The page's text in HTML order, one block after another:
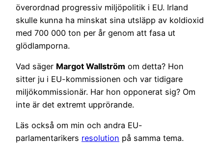
överordnad progressiv miljöpolitik i EU. Irland
skulle kunna ha minskat sina utsläpp av koldioxid
med 700 000 ton per år genom att fasa ut
glödlamporna.
Vad säger Margot Wallström om detta? Hon
sitter ju i EU-kommissionen och var tidigare
miljökommissionär. Har hon opponerat sig? Om
inte är det extremt upprörande.
Läs också om min och andra EU-
parlamentarikers resolution på samma tema.